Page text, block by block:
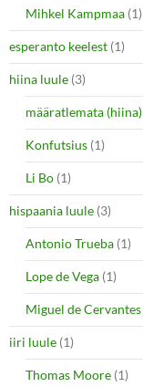
Mihkel Kampmaa (1)
esperanto keelest (1)
hiina luule (3)
määratlemata (hiina)
Konfutsius (1)
Li Bo (1)
hispaania luule (3)
Antonio Trueba (1)
Lope de Vega (1)
Miguel de Cervantes
iiri luule (1)
Thomas Moore (1)